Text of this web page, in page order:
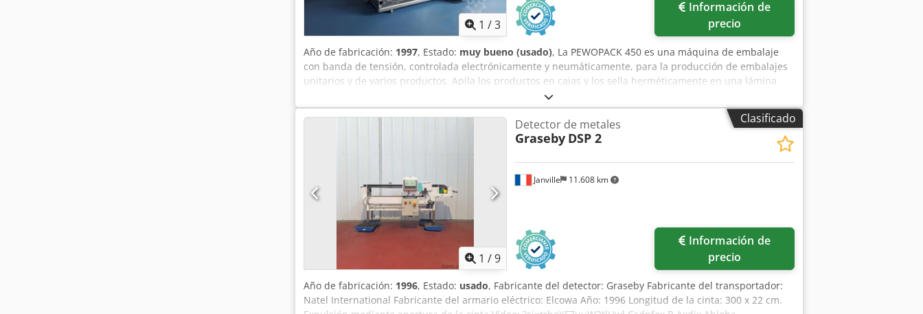
1 /3
precio
Año de fabricación: 1997, Estado: muy bueno (usado), La PEWOPACK 450 es una máquina de embalaje
con banda de tensión, controlada electrónicamente y neumáticamente, para la producción de embalajes
unitarios y de varios productos. Apila los productos en cajas y los sella herméticamente en una lámina
termorretráctil. Chodpfxedy U Aue Ahlea Rendimiento máximo: 60 cajas/min. Tipo de lámina: PE Ancho de
la lámina: 50-450 mm Grosor de la lámina: 0,025-0,100 mm Diámetro máximo del rollo: 300 mm
Clasificado
1 /9
Janville 11.608 km
Detector de metales
Graseby DSP 2
precio
Año de fabricación: 1996, Estado: usado, Fabricante del detector: Graseby Fabricante del transportador:
Natel International Fabricante del armario eléctrico: Elcowa Año: 1996 Longitud de la cinta: 300 x 22 cm.